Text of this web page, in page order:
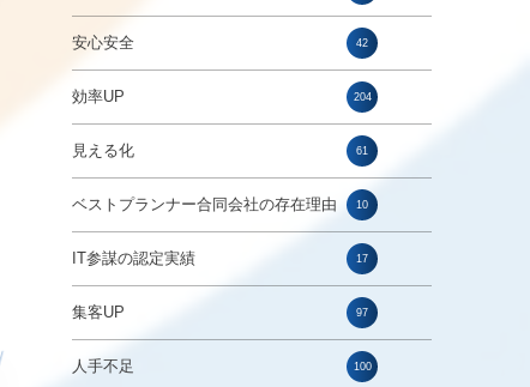
安心安全 42
効率UP 204
見える化 61
ベストプランナー合同会社の存在理由 10
IT参謀の認定実績 17
集客UP 97
人手不足 100